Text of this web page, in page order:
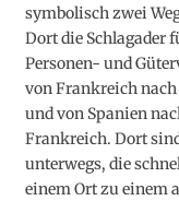
symbolisch zwei
Dort die Schlagader
Personen- und
von Frankreich
und von Spanien
Frankreich. Dort
unterwegs, die
einem Ort zu einem